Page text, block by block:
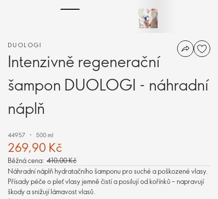
DUOLOGI
Intenzivně regenerační
šampon DUOLOGI - náhradní
náplň
44957 500 ml
269,90 Kč
Běžná cena: 410,00 Kč
Náhradní náplň hydratačního šamponu pro suché a poškozené vlasy.
Přísady péče o pleť vlasy jemně čistí a posilují od kořínků – napravují
škody a snižují lámavost vlasů.